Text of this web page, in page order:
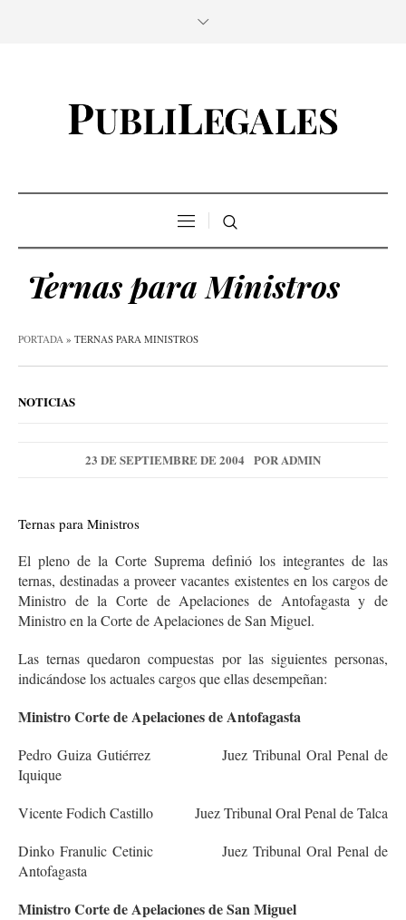
Ternas para Ministros
PORTADA » TERNAS PARA MINISTROS
NOTICIAS
23 DE SEPTIEMBRE DE 2004 POR ADMIN
Ternas para Ministros
El pleno de la Corte Suprema definió los integrantes de las
ternas, destinadas a proveer vacantes existentes en los cargos de
Ministro de la Corte de Apelaciones de Antofagasta y de
Ministro en la Corte de Apelaciones de San Miguel.
Las ternas quedaron compuestas por las siguientes personas,
indicándose los actuales cargos que ellas desempeñan:
Ministro Corte de Apelaciones de Antofagasta
Pedro Guiza Gutiérrez Juez Tribunal Oral Penal de
Iquique
Vicente Fodich Castillo Juez Tribunal Oral Penal de Talca
Dinko Franulic Cetinic Juez Tribunal Oral Penal de
Antofagasta
Ministro Corte de Apelaciones de San Miguel